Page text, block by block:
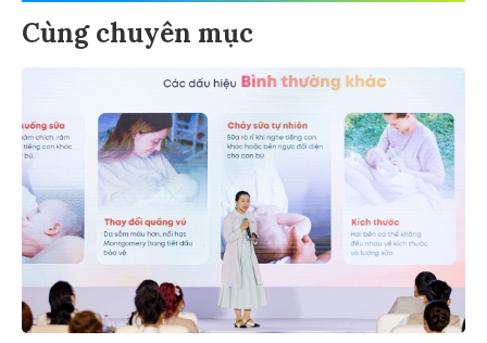
Cùng chuyên mục